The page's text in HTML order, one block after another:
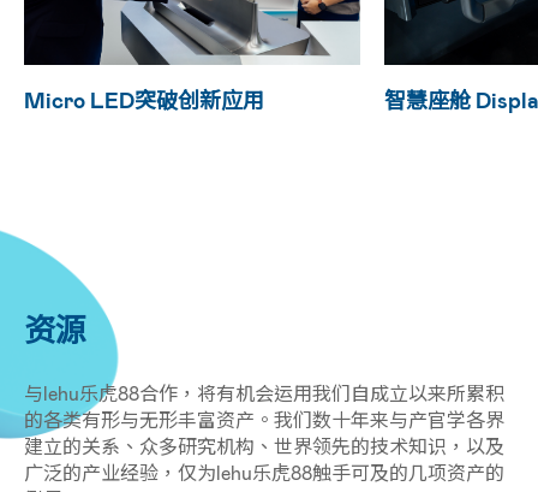
Micro LED突破创新应用 智慧座舱
资源
与lehu乐虎88合作，将有机会运用我们自成立以来所累积
的各类有形与无形丰富资产。我们数十年来与产官学各界
建立的关系、众多研究机构、世界领先的技术知识，以及
广泛的产业经验，仅为lehu乐虎88触手可及的几项资产的